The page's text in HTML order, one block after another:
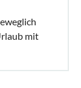
Terrasse
mit